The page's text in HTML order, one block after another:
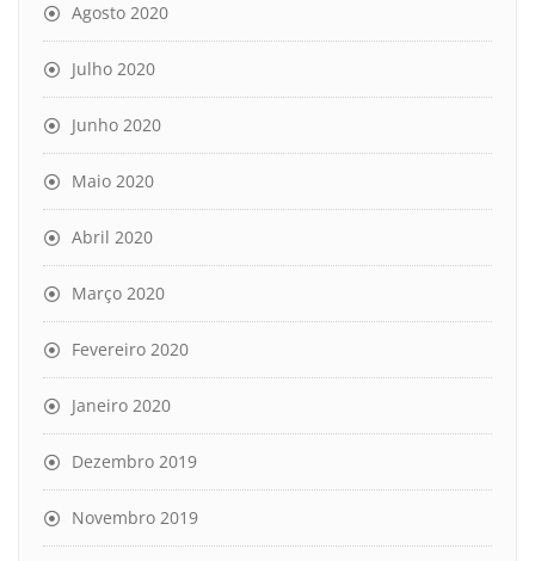
Agosto 2020
Julho 2020
Junho 2020
Maio 2020
Abril 2020
Março 2020
Fevereiro 2020
Janeiro 2020
Dezembro 2019
Novembro 2019